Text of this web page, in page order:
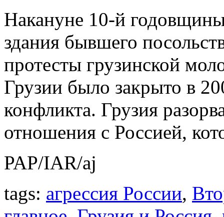
Накануне 10-й
здания бывшего
протесты грузинской
Грузии было закрыто в
конфликта. Грузия
отношения с Россией,
PAP/IAR/aj
tags: агрессия России,